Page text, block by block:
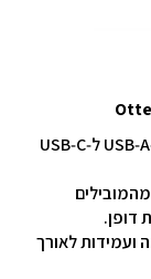
אל תבזבזו זמן ותחוו טעינה ללא מאמץ עם כבלי ה‑USB‑A ל‑USB‑C
דופן.
ועמידות לאורך